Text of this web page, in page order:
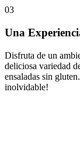
03
Una
Disfruta de un
deliciosa variedad
ensaladas sin
inolvidable!